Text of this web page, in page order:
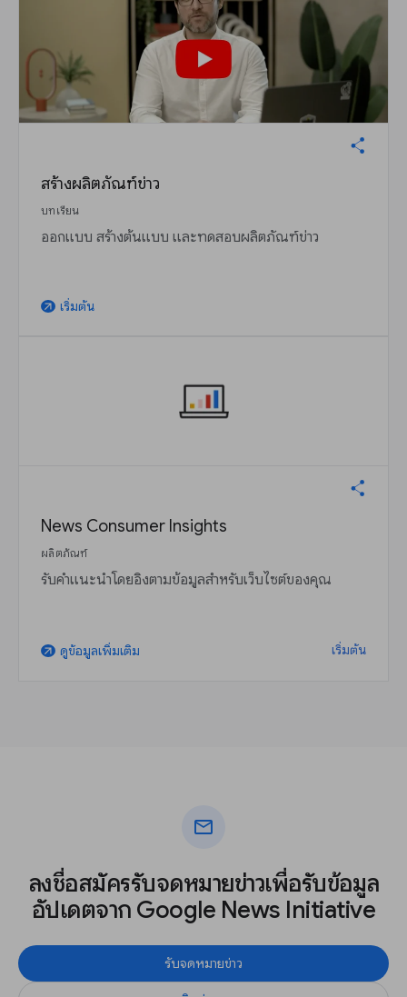
สร้างผลิตภัณฑ์ข่าว
บทเรียน
ออกแบบ สร้างต้นแบบ และทดสอบผลิตภัณฑ์ข่าว
arrow_outward เริ่มต้น
News Consumer Insights
ผลิตภัณฑ์
รับคำแนะนำโดยอิงตามข้อมูลสำหรับเว็บไซต์ของคุณ
arrow_outward ดูข้อมูลเพิ่มเติม เริ่มต้น
mail
ลงชื่อสมัครรับจดหมายข่าวเพื่อรับข้อมูล
อัปเดตจาก Google News Initiative
รับจดหมายข่าว